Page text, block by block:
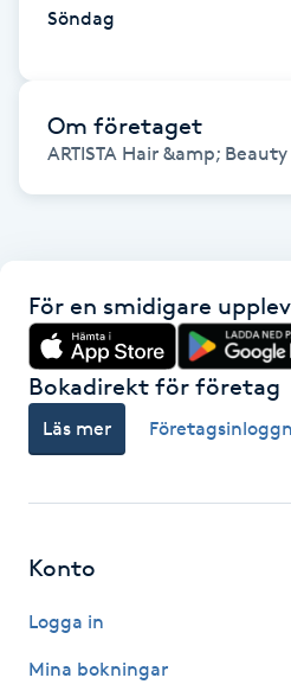
HIFU
Hollywood Peel
Hot Stone Massage
Hudföryngring
Huduppstramning
Hypnos
Söndag
Om företaget
ARTISTA Hair &amp;
För en smidigare
Bokadirekt för företag
Läs mer
Konto
Logga in
Mina bokningar